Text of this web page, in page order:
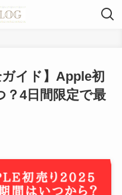
ガイド】Apple初
？4日間限定で最